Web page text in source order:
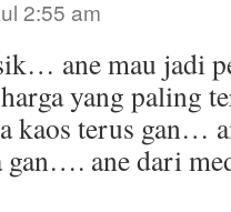
2:55 am
ane mau jadi
yang paling
kaos terus gan…
gan…. ane dari